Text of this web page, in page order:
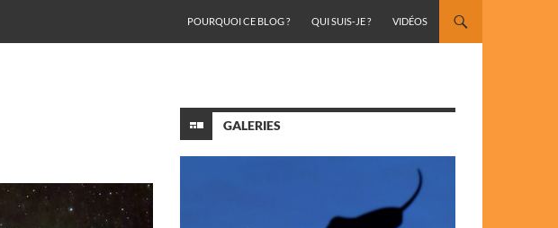
POURQUOI CE BLOG ?
QUI SUIS-JE ? VIDÉOS
GALERIES